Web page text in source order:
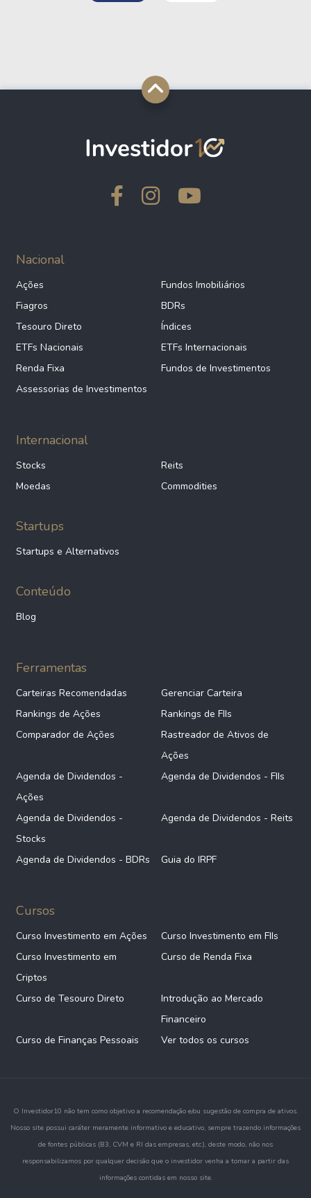
Nacional
Ações
Fundos Imobiliários
Fiagros
BDRs
Tesouro Direto
Índices
ETFs Nacionais
ETFs Internacionais
Renda Fixa
Fundos de Investimentos
Assessorias de Investimentos
Internacional
Stocks
Reits
Moedas
Commodities
Startups
Startups e Alternativos
Conteúdo
Blog
Ferramentas
Carteiras Recomendadas
Gerenciar Carteira
Rankings de Ações
Rankings de FIIs
Comparador de Ações
Rastreador de Ativos de
Ações
Agenda de Dividendos -
Ações
Agenda de Dividendos - FIIs
Agenda de Dividendos -
Stocks
Agenda de Dividendos - Reits
Agenda de Dividendos - BDRs Guia do IRPF
Cursos
Curso Investimento em Ações
Curso Investimento em FIIs
Curso Investimento em
Criptos
Curso de Renda Fixa
Curso de Tesouro Direto
Introdução ao Mercado
Financeiro
Curso de Finanças Pessoais
Ver todos os cursos
O Investidor10 não tem como objetivo a recomendação e/ou sugestão de compra de ativos.
Nosso site possui caráter meramente informativo e educativo, sempre trazendo informações
de fontes públicas (B3, CVM e RI das empresas, etc.), deste modo, não nos
responsabilizamos por qualquer decisão que o investidor venha a tomar a partir das
informações contidas em nosso site.